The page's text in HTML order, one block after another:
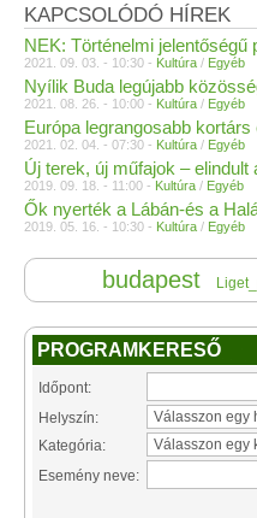
KAPCSOLÓDÓ HÍREK
NEK: Történelmi
2021. 09. 03. - 10:30 - Kultúra / Egyéb
Nyílik Buda legújabb
2021. 08. 26. - 10:00 - Kultúra / Egyéb
Európa legrangosabb
2021. 02. 04. - 07:30 - Kultúra / Egyéb
Új terek, új műfajok – elindult
2019. 09. 18. - 11:00 - Kultúra / Egyéb
Ők nyerték a Lábán-és a
2019. 05. 16. - 10:30 - Kultúra / Egyéb
budapest
PROGRAMKERESŐ
Időpont:
Helyszín:
Kategória:
Esemény neve: